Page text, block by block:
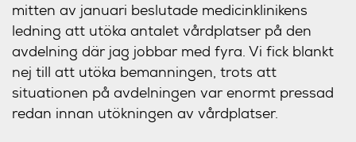
mitten av januari beslutade medicinklinikens
ledning att utöka antalet vårdplatser på den
avdelning där jag jobbar med fyra. Vi fick blankt
nej till att utöka bemanningen, trots att
situationen på avdelningen var enormt pressad
redan innan utökningen av vårdplatser.